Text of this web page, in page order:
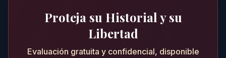
Proteja su Historial y su
Libertad
Evaluación gratuita y confidencial, disponible